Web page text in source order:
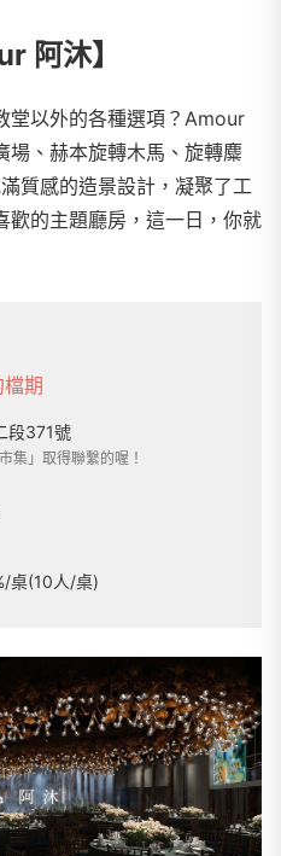
阿沐】
堂以外的各種選項？Amour
場、赫本旋轉木馬、旋轉麋
質感的造景設計，凝聚了工
歡的主題廳房，這一日，你就
期
段371號
集」取得聯繫的喔！
桌(10人/桌)